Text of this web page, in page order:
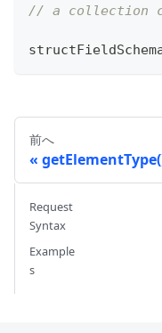
// a collection
前へ
Request
Syntax
Example
s